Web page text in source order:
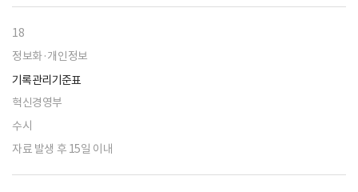
18
정보화·개인정보
기록관리기준표
혁신경영부
수시
자료 발생 후 15일 이내